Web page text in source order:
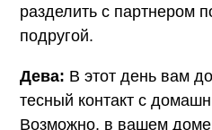
разделить с партнером
подругой.
Дева: В этот день вам
тесный контакт с
Возможно, в вашем